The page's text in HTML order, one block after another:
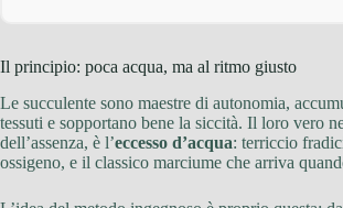
Il principio: poca acqua, ma al ritmo giusto
Le succulente sono maestre di autonomia,
tessuti e sopportano bene la siccità. Il loro vero
dell’assenza, è l’eccesso d’acqua: terriccio
ossigeno, e il classico marciume che arriva